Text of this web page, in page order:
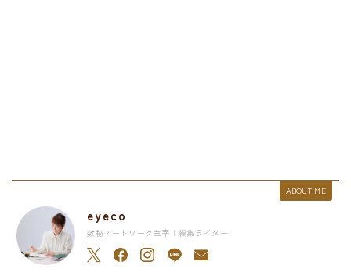
ABOUT ME
eyeco
数秘ノートワーク主宰 | 編集ライター